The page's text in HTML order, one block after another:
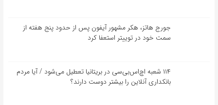
جورج هاتز، هکر مشهور آیفون پس از حدود پنج هفته از
سمت خود در توییتر استعفا کرد
۱۱۴ شعبه اچ‌اس‌بی‌سی در بریتانیا تعطیل می‌شود / آیا مردم
بانکداری آنلاین را بیشتر دوست دارند؟